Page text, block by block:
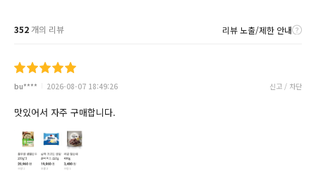
352개의 리뷰 리뷰 노출/제한 안내
bu**** 2026-08-07 18:49:26 신고 / 차단
맛있어서 자주 구매합니다.